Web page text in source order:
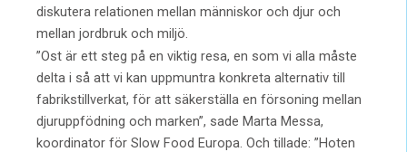
diskutera relationen mellan människor och djur och
mellan jordbruk och miljö.
”Ost är ett steg på en viktig resa, en som vi alla måste
delta i så att vi kan uppmuntra konkreta alternativ till
fabrikstillverkat, för att säkerställa en försoning mellan
djuruppfödning och marken”, sade Marta Messa,
koordinator för Slow Food Europa. Och tillade: ”Hoten